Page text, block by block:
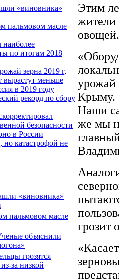
«виновника»
пальмовом масле
наиболее
по итогам 2018
зерна 2019 г,
вырастут меньше
в 2019 году
рекорд по сбору
безопасности
в России
катастрофой не
«виновника»
пальмовом масле
объяснили
грозятся
за низкой
Этим
жители
урожай
Крыму.
Наши
же мы
грозит